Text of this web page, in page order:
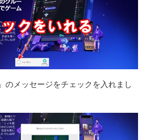
」のメッセージをチェックを入れまし